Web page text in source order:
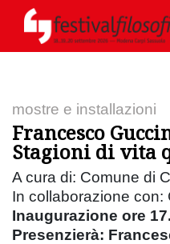
mostre e installazioni
Francesco
Stagioni di vita
A cura di: Comune di
In collaborazione con:
Inaugurazione ore
Presenzierà: